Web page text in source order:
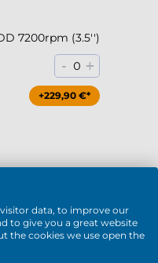
7200rpm (3.5'')
- 0 +
+229,90 €*
data, to improve our
to give you a great website
the cookies we use open the